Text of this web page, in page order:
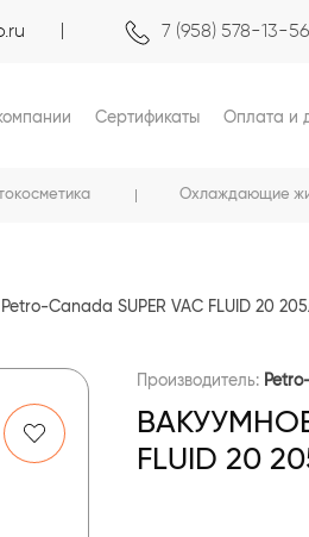
7 (958) 578-13-56
Сертификаты Оплата и
Охлаждающие
Canada SUPER VAC FLUID 20
Производитель:
ВАКУУМНОЕ
FLUID 20